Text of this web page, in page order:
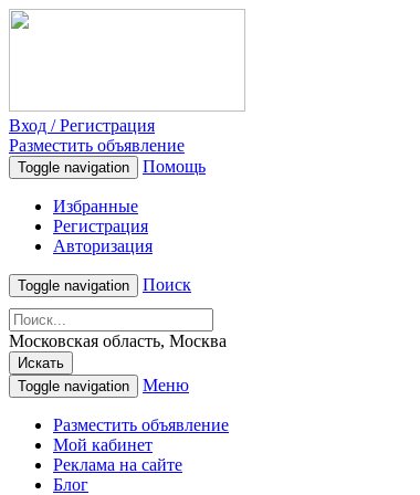
Вход / Регистрация
Разместить объявление
Toggle navigation Помощь
Избранные
Регистрация
Авторизация
Toggle navigation Поиск
Московская область, Москва
Искать
Toggle navigation
Меню
Разместить объявление
Мой кабинет
Реклама на сайте
Блог